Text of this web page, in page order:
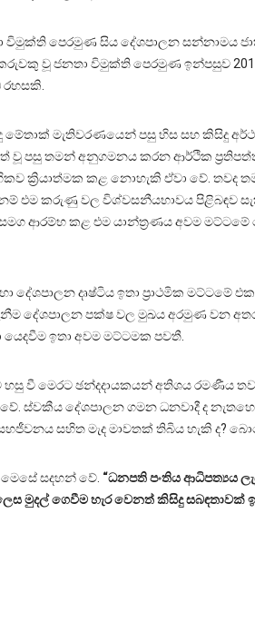
පෙරමුණ සිය දේශපාලන සන්නාමය
වූ ජනතා විමුක්ති පෙරමුණ ඉන්පසුව
රහසකි.
මැතිවරණයෙන් පසු හිස සහ කිසිදු
පසු තමන් අනුගමනය කරන ආර්ථික
ක්‍රියාත්මක කළ නොහැකි ඒවා වේ.
එම කරුණු වල විශ්වසනීයභාවය පිළිබඳව
සමග ආරම්භ කළ එම යාන්ත්‍රණය අවම
දේශපාලන දෘෂ්ටිය ඉතා ප්‍රාථමික
දේශපාලන පක්ෂ වල මුඛය අරමුණ වන
ඉතා අවම මට්ටමක පවතී.
හසු වී මෙරට ඡන්දදායකයන් අතිශය රමණීය
ස්වකීය දේශපාලන ගමන ධනවාදී ද
සහිත මැද මාවතක් තිබිය හැකි ද?
සදහන් වේ. “ධනපති පංතිය ආධිපත්‍යය
මුදල් ගෙවීම හැර වෙනත් කිසිදු සබඳතාවක්